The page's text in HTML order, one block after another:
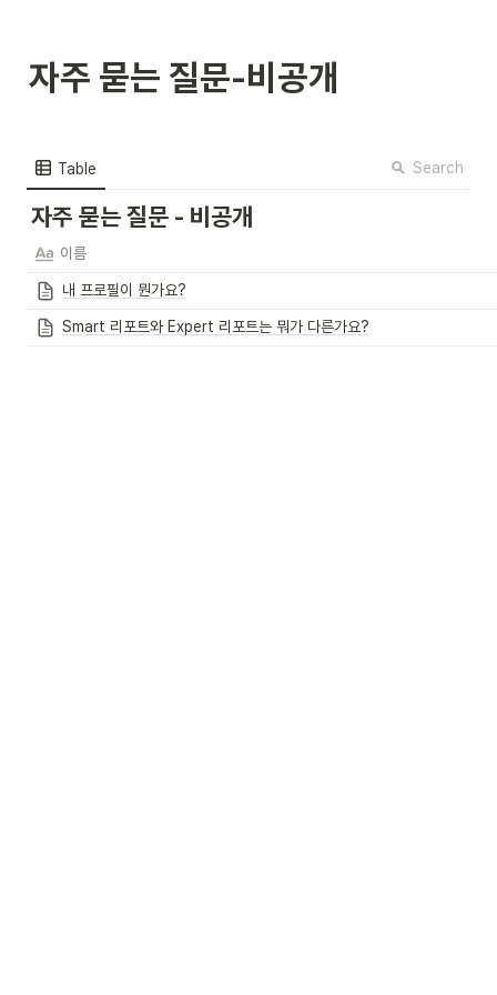
자주 묻는 질문-비공개
Table Search
자주 묻는 질문 - 비공개
이름
내 프로필이 뭔가요?
Smart 리포트와 Expert 리포트는 뭐가 다른가요?